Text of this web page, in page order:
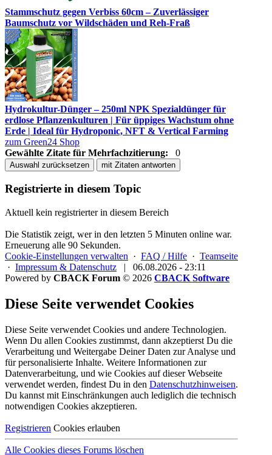
Stammschutz gegen Verbiss 60cm – Zuverlässiger
Baumschutz vor Wildschäden und Reh-Fraß
Hydrokultur-Dünger – 250ml NPK Spezialdünger für
erdlose Pflanzenkulturen | Für üppiges Wachstum ohne
Erde | Ideal für Hydroponic, NFT & Vertical Farming
zum Green24 Shop
Gewählte Zitate für Mehrfachzitierung:
0
Auswahl zurücksetzen mit Zitaten antworten
Registrierte in diesem Topic
Aktuell kein registrierter in diesem Bereich
Die Statistik zeigt, wer in den letzten 5 Minuten online war.
Erneuerung alle 90 Sekunden.
Cookie-Einstellungen verwalten · FAQ / Hilfe · Teamseite
· Impressum & Datenschutz |
06.08.2026 - 23:11
Powered by CBACK Forum © 2026 CBACK Software
Diese Seite verwendet Cookies
Diese Seite verwendet Cookies und andere Technologien.
Wenn Du allen Cookies zustimmst, dann akzeptierst Du die
Verarbeitung und Weitergabe Deiner Daten zur Analyse und
für personalisierte Inhalte. Weitere Informationen zur
Datenverarbeitung, und wie Cookies auf dieser Webseite
verwendet werden, findest Du in den Datenschutzhinweisen.
Du kannst mit Einschränkungen auch lediglich die technisch
notwendigen Cookies akzeptieren.
Registrieren Cookies erlauben
Alle Cookies dieses Forums löschen